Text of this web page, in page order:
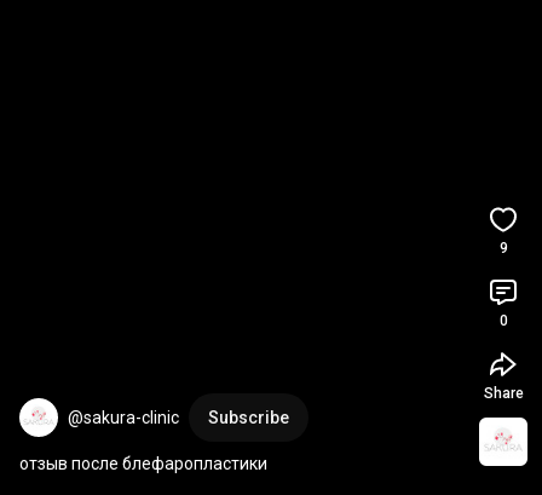
@sakura-clinic Subscribe
отзыв после блефаропластики
9
0
Share